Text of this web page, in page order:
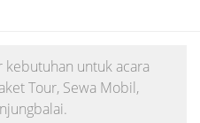
untuk acara
Tour, Sewa Mobil,